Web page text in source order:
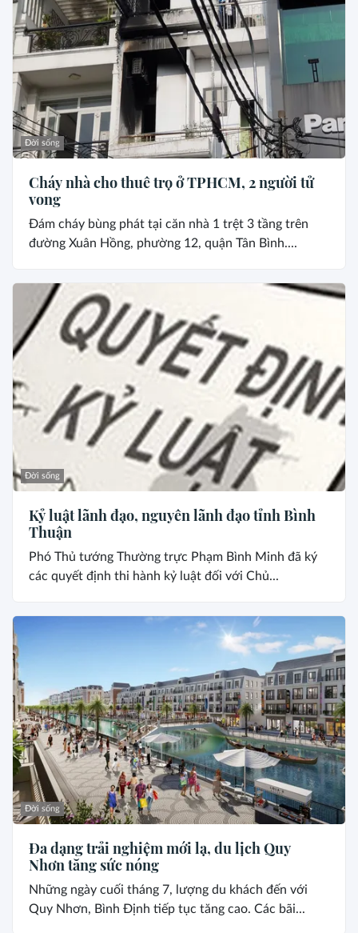
Đời sống
Cháy nhà cho thuê trọ ở TPHCM, 2 người tử
vong
Đám cháy bùng phát tại căn nhà 1 trệt 3 tầng trên
đường Xuân Hồng, phường 12, quận Tân Bình....
Đời sống
Kỷ luật lãnh đạo, nguyên lãnh đạo tỉnh Bình
Thuận
Phó Thủ tướng Thường trực Phạm Bình Minh đã ký
các quyết định thi hành kỷ luật đối với Chủ...
Đời sống
Đa dạng trải nghiệm mới lạ, du lịch Quy
Nhơn tăng sức nóng
Những ngày cuối tháng 7, lượng du khách đến với
Quy Nhơn, Bình Định tiếp tục tăng cao. Các bãi...